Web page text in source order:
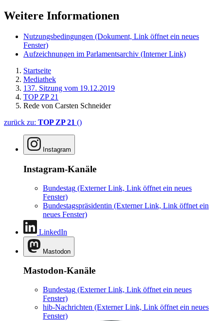
Weitere Informationen
Nutzungsbedingungen (Dokument, Link öffnet ein neues
Fenster)
Aufzeichnungen im Parlamentsarchiv (Interner Link)
Startseite
Mediathek
137. Sitzung vom 19.12.2019
TOP ZP 21
Rede von Carsten Schneider
zurück zu: TOP ZP 21 ()
Instagram
Instagram-Kanäle
Bundestag (Externer Link, Link öffnet ein neues
Fenster)
Bundestagspräsidentin (Externer Link, Link öffnet ein
neues Fenster)
LinkedIn
Mastodon
Mastodon-Kanäle
Bundestag (Externer Link, Link öffnet ein neues
Fenster)
hib-Nachrichten (Externer Link, Link öffnet ein neues
Fenster)